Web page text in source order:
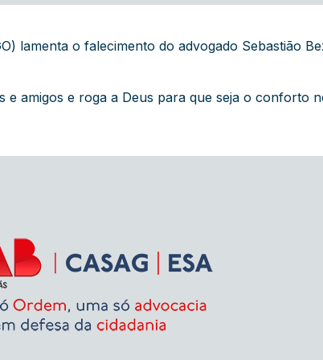
lamenta o falecimento do advogado Sebastião
amigos e roga a Deus para que seja o conforto